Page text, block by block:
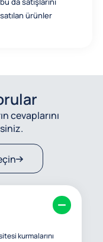
ürünler
cevaplarını
kurmalarını